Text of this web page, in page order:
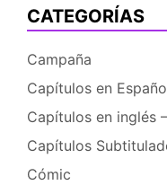
CATEGORÍAS
Campaña
Capítulos en
Capítulos en inglés
Capítulos
Cómic